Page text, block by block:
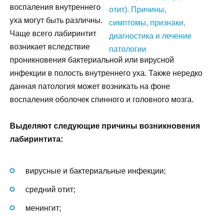
воспаления внутреннего
уха могут быть различны.
Чаще всего лабиринтит
возникает вследствие
проникновения бактериальной или вирусной
инфекции в полость внутреннего уха. Также нередко
данная патология может возникать на фоне
воспаления оболочек спинного и головного мозга.
Выделяют следующие причины возникновения
лабиринтита:
вирусные и бактериальные инфекции;
средний отит;
менингит;